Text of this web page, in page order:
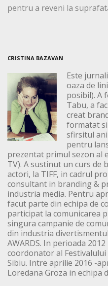
pentru a reveni la
CRISTINA BAZAVAN
Este
oaza de
posibil). A
Tabu, a
creat
formatat
sfirsitul
pentru
prezentat primul sezon al
TV). A sustinut un curs
actori, la TIFF, in cadrul
consultant in branding &
industria media. Pentru
facut parte din echipa de
participat la comunicarea
singura campanie de
din industria
AWARDS. In perioada
coordonator al
Sibiu. Intre aprilie 2016 -
Loredana Groza in echipa